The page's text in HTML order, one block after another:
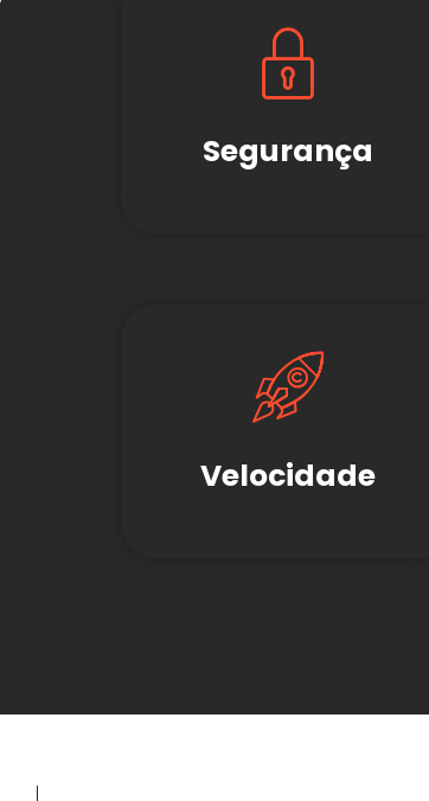
Segurança
Velocidade